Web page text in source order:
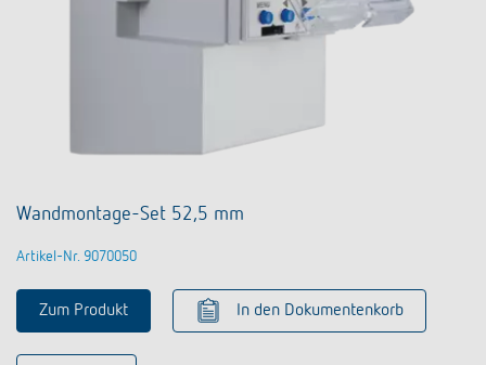
Wandmontage-Set 52,5 mm
Artikel-Nr. 9070050
Zum Produkt In den Dokumentenkorb